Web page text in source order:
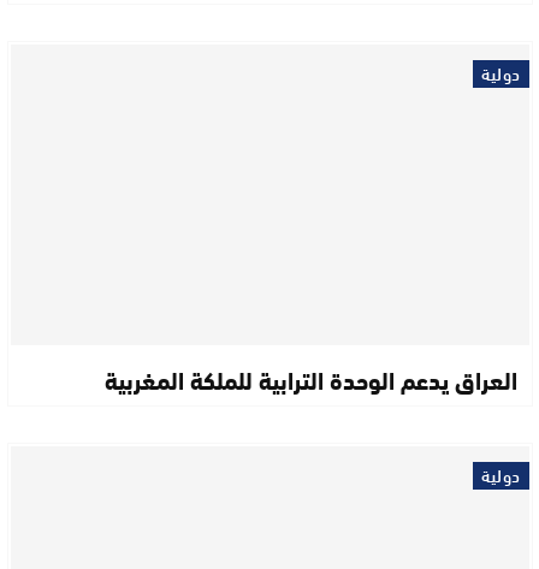
دولية
العراق يدعم الوحدة الترابية للملكة المغربية
دولية